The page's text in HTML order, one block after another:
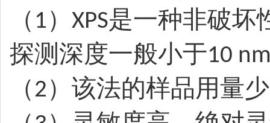
（ 1 ） XPS是一种非破坏
探测深度一般小于10
（2 ）该法的样品用量